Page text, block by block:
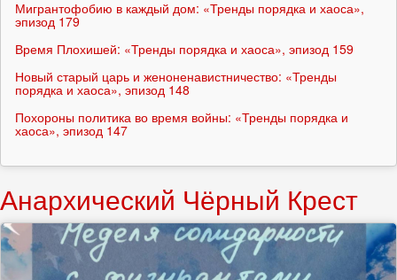
Мигрантофобию в каждый дом: «Тренды порядка и хаоса»,
эпизод 179
Время Плохишей: «Тренды порядка и хаоса», эпизод 159
Новый старый царь и женоненавистничество: «Тренды
порядка и хаоса», эпизод 148
Похороны политика во время войны: «Тренды порядка и
хаоса», эпизод 147
Анархический Чёрный Крест